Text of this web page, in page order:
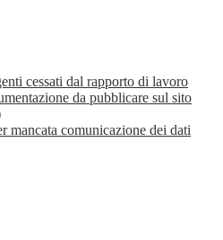
cessati dal rapporto di lavoro
da pubblicare sul sito
mancata comunicazione dei dati